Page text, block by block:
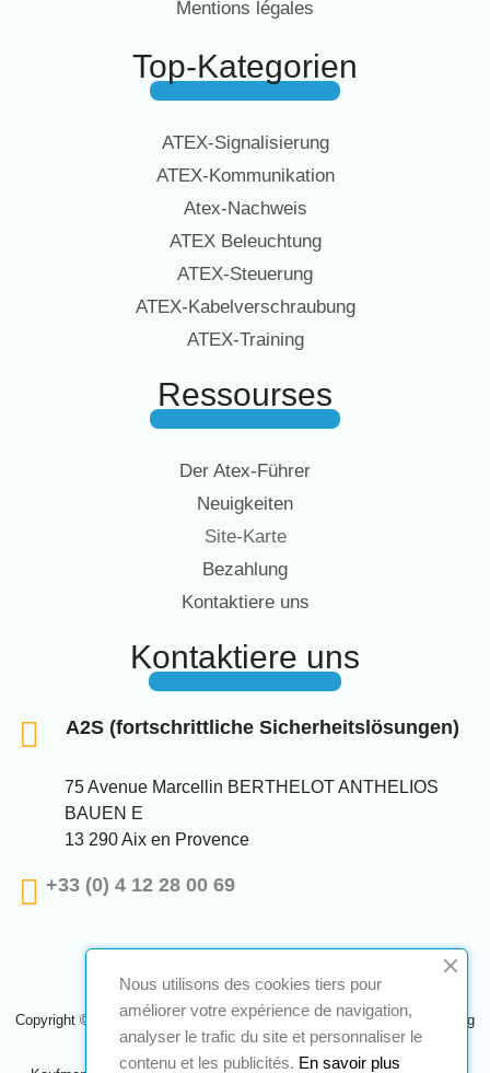
Mentions légales
Top-Kategorien
ATEX-Signalisierung
ATEX-Kommunikation
Atex-Nachweis
ATEX Beleuchtung
ATEX-Steuerung
ATEX-Kabelverschraubung
ATEX-Training
Ressourses
Der Atex-Führer
Neuigkeiten
Site-Karte
Bezahlung
Kontaktiere uns
Kontaktiere uns
A2S (fortschrittliche Sicherheitslösungen)
75 Avenue Marcellin BERTHELOT ANTHELIOS
BAUEN E
13 290 Aix en Provence
+33 (0) 4 12 28 00 69
Copyright © 2024 A2S ATEX. Alle Rechte vorbehalten. Eine Realisierung
Navilog
Nous utilisons des cookies tiers pour
améliorer votre expérience de navigation,
analyser le trafic du site et personnaliser le
contenu et les publicités. En savoir plus